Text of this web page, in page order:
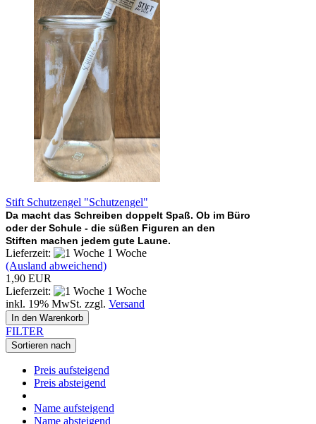
Stift Schutzengel "Schutzengel"
Da macht das Schreiben doppelt Spaß. Ob im Büro
oder der Schule - die süßen Figuren an den
Stiften machen jedem gute Laune.
Lieferzeit:
1 Woche
(Ausland abweichend)
1,90 EUR
Lieferzeit:
1 Woche
inkl. 19% MwSt. zzgl. Versand
In den Warenkorb
FILTER
Sortieren nach
Preis aufsteigend
Preis absteigend
Name aufsteigend
Name absteigend